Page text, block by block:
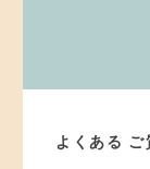
よくある ご